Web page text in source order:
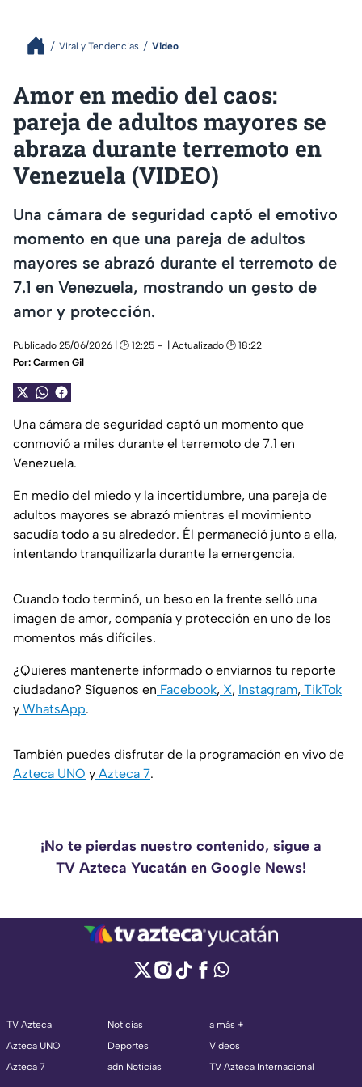
Viral y Tendencias Video
Amor en medio del caos:
pareja de adultos mayores se
abraza durante terremoto en
Venezuela (VIDEO)
Una cámara de seguridad captó el emotivo
momento en que una pareja de adultos
mayores se abrazó durante el terremoto de
7.1 en Venezuela, mostrando un gesto de
amor y protección.
Publicado 25/06/2026 | 🕑 12:25
| Actualizado 🕑 18:22
Por: Carmen Gil
Una cámara de seguridad captó un momento que
conmovió a miles durante el terremoto de 7.1 en
Venezuela.
En medio del miedo y la incertidumbre, una pareja de
adultos mayores se abrazó mientras el movimiento
sacudía todo a su alrededor. Él permaneció junto a ella,
intentando tranquilizarla durante la emergencia.
Cuando todo terminó, un beso en la frente selló una
imagen de amor, compañía y protección en uno de los
momentos más difíciles.
¿Quieres mantenerte informado o enviarnos tu reporte
ciudadano? Síguenos en Facebook, X, Instagram, TikTok
y WhatsApp.
También puedes disfrutar de la programación en vivo de
Azteca UNO y Azteca 7.
¡No te pierdas nuestro contenido, sigue a
TV Azteca Yucatán en Google News!
TV Azteca
Azteca UNO
Azteca 7
Noticias
Deportes
adn Noticias
a más +
Videos
TV Azteca Internacional